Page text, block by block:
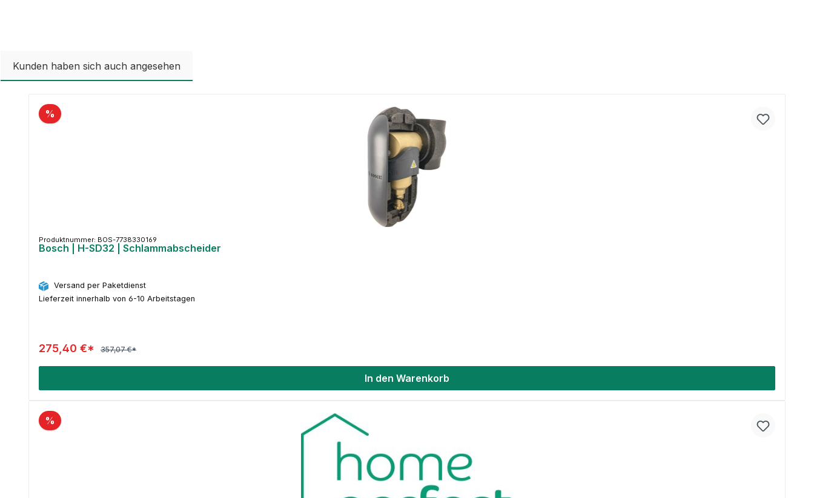
Kunden haben sich auch angesehen
%
Produktnummer: BOS-7738330169
Bosch | H-SD32 | Schlammabscheider
Versand per Paketdienst
Lieferzeit innerhalb von 6-10 Arbeitstagen
275,40 €* 357,07 €*
In den Warenkorb
%